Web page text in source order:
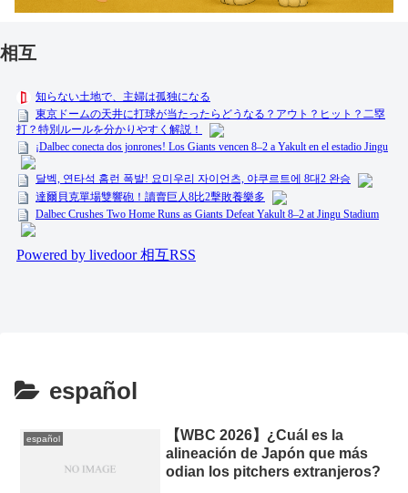
相互
español
español
【WBC 2026】¿Cuál es la
alineación de Japón que más
odian los pitchers extranjeros?